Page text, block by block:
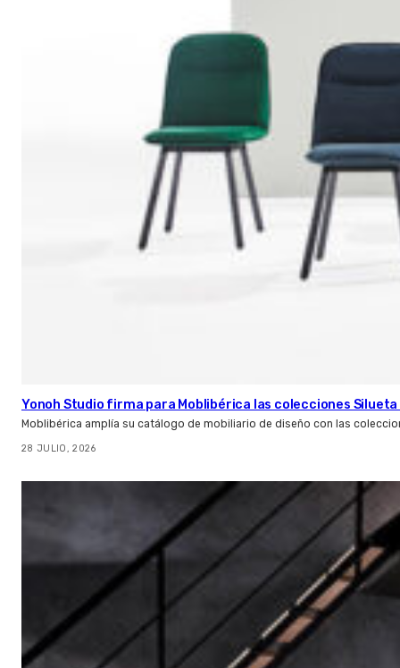
Yonoh Studio firma para Moblibérica las colecciones Silueta
Moblibérica amplía su catálogo de mobiliario de diseño con las
28 JULIO, 2026